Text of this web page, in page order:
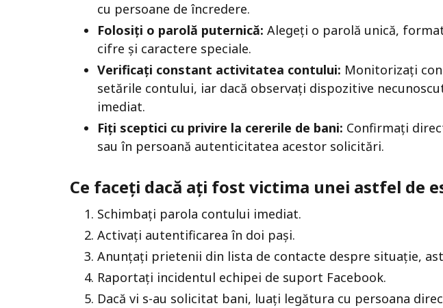
cu persoane de încredere.
Folosiți o parolă puternică: Alegeți o parolă unică,
cifre și caractere speciale.
Verificați constant activitatea contului: Monitorizați
setările contului, iar dacă observați dispozitive
imediat.
Fiți sceptici cu privire la cererile de bani: Confirmați
sau în persoană autenticitatea acestor solicitări.
Ce faceți dacă ați fost victima unei astfel de
Schimbați parola contului imediat.
Activați autentificarea în doi pași.
Anunțați prietenii din lista de contacte despre situație,
Raportați incidentul echipei de suport Facebook.
Dacă vi s-au solicitat bani, luați legătura cu persoana